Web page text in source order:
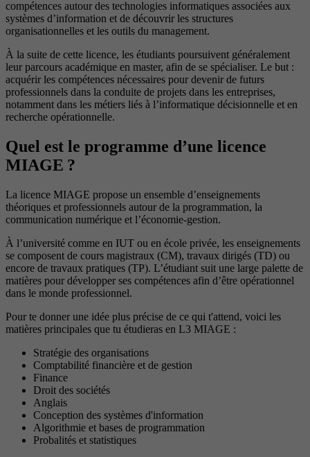
compétences autour des technologies informatiques associées aux
systèmes d’information et de découvrir les structures
organisationnelles et les outils du management.
À la suite de cette licence, les étudiants poursuivent généralement
leur parcours académique en master, afin de se spécialiser. Le but :
acquérir les compétences nécessaires pour devenir de futurs
professionnels dans la conduite de projets dans les entreprises,
notamment dans les métiers liés à l’informatique décisionnelle et en
recherche opérationnelle.
Quel est le programme d’une licence
MIAGE ?
La licence MIAGE propose un ensemble d’enseignements
théoriques et professionnels autour de la programmation, la
communication numérique et l’économie-gestion.
À l’université comme en IUT ou en école privée, les enseignements
se composent de cours magistraux (CM), travaux dirigés (TD) ou
encore de travaux pratiques (TP). L’étudiant suit une large palette de
matières pour développer ses compétences afin d’être opérationnel
dans le monde professionnel.
Pour te donner une idée plus précise de ce qui t'attend, voici les
matières principales que tu étudieras en L3 MIAGE :
Stratégie des organisations
Comptabilité financière et de gestion
Finance
Droit des sociétés
Anglais
Conception des systèmes d'information
Algorithmie et bases de programmation
Probalités et statistiques